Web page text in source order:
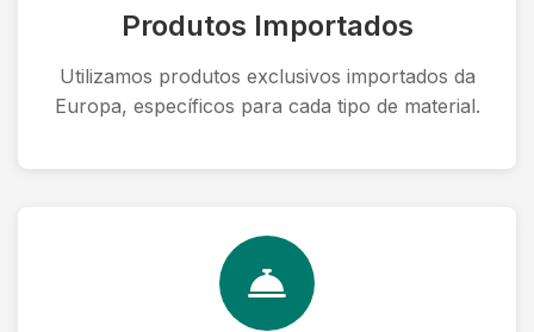
Produtos Importados
Utilizamos produtos exclusivos importados da
Europa, específicos para cada tipo de material.